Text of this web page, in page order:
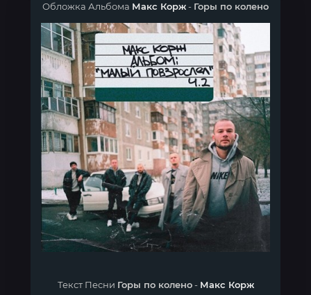
Обложка Альбома Макс Корж- Горы по колено
Текст Песни Горы по колено- Макс Корж